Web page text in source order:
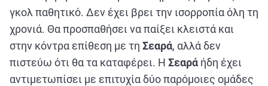
γκολ παθητικό. Δεν έχει βρει την ισορροπία όλη τη
χρονιά. Θα προσπαθήσει να παίξει κλειστά και
στην κόντρα επίθεση με τη Σεαρά, αλλά δεν
πιστεύω ότι θα τα καταφέρει. Η Σεαρά ήδη έχει
αντιμετωπίσει με επιτυχία δύο παρόμοιες ομάδες